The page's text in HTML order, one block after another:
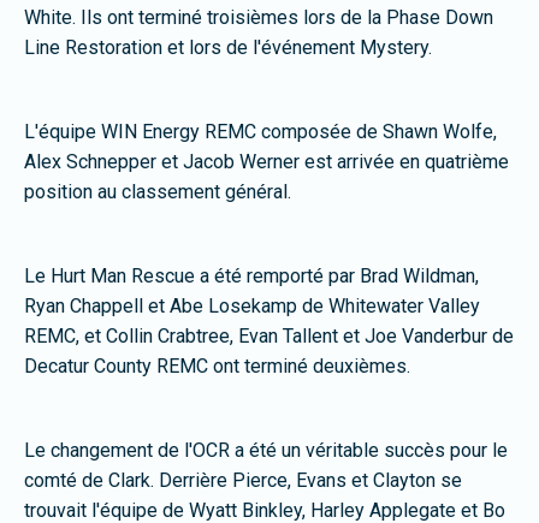
White. Ils ont terminé troisièmes lors de la Phase Down
Line Restoration et lors de l'événement Mystery.
L'équipe WIN Energy REMC composée de Shawn Wolfe,
Alex Schnepper et Jacob Werner est arrivée en quatrième
position au classement général.
Le Hurt Man Rescue a été remporté par Brad Wildman,
Ryan Chappell et Abe Losekamp de Whitewater Valley
REMC, et Collin Crabtree, Evan Tallent et Joe Vanderbur de
Decatur County REMC ont terminé deuxièmes.
Le changement de l'OCR a été un véritable succès pour le
comté de Clark. Derrière Pierce, Evans et Clayton se
trouvait l'équipe de Wyatt Binkley, Harley Applegate et Bo